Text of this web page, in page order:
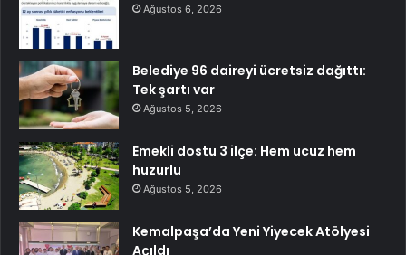
Ağustos 6, 2026
Belediye 96 daireyi ücretsiz dağıttı:
Tek şartı var
Ağustos 5, 2026
Emekli dostu 3 ilçe: Hem ucuz hem
huzurlu
Ağustos 5, 2026
Kemalpaşa’da Yeni Yiyecek Atölyesi
Açıldı